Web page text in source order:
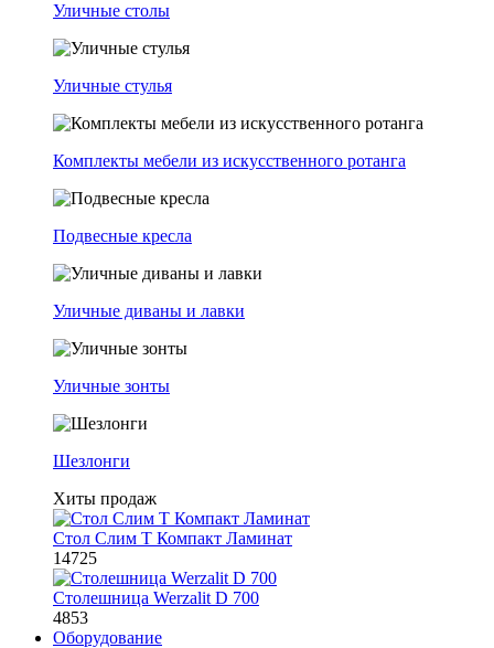
Уличные столы
Уличные стулья
Комплекты мебели из искусственного ротанга
Подвесные кресла
Уличные диваны и лавки
Уличные зонты
Шезлонги
Хиты продаж
Стол Слим Т Компакт Ламинат
14725
Столешница Werzalit D 700
4853
Оборудование